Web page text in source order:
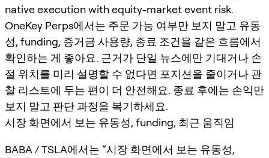
native execution with equity-market event risk.
OneKey Perps에서는 주문 가능 여부만 보지 말고 유동
성, funding, 증거금 사용량, 종료 조건을 같은 흐름에서
확인하는 게 좋아요. 근거가 단일 뉴스에만 기대거나 손
절 위치를 미리 설명할 수 없다면 포지션을 줄이거나 관
찰 리스트에 두는 편이 더 안전해요. 종료 후에는 손익만
보지 말고 판단 과정을 복기하세요.
시장 화면에서 보는 유동성, funding, 최근 움직임
BABA / TSLA에서는 “시장 화면에서 보는 유동성,